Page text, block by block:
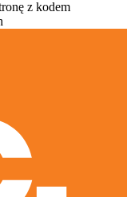
z kodem